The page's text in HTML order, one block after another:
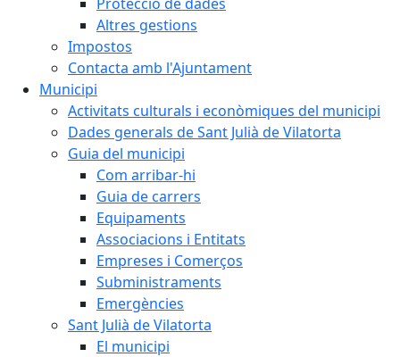
Altres gestions
Impostos
Contacta amb l'Ajuntament
Municipi
Activitats culturals i econòmiques del municipi
Dades generals de Sant Julià de Vilatorta
Guia del municipi
Com arribar-hi
Guia de carrers
Equipaments
Associacions i Entitats
Empreses i Comerços
Subministraments
Emergències
Sant Julià de Vilatorta
El municipi